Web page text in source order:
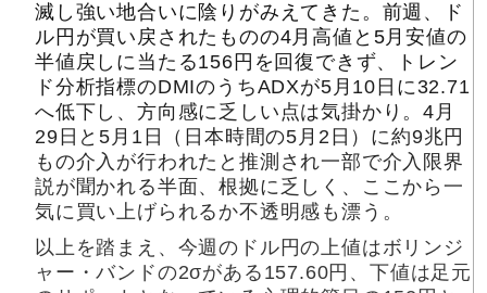
滅し強い地合いに陰りがみえてきた。前週、ド
ル円が買い戻されたものの4月高値と5月安値の
半値戻しに当たる156円を回復できず、トレン
ド分析指標のDMIのうちADXが5月10日に32.71
へ低下し、方向感に乏しい点は気掛かり。4月
29日と5月1日（日本時間の5月2日）に約9兆円
もの介入が行われたと推測され一部で介入限界
説が聞かれる半面、根拠に乏しく、ここから一
気に買い上げられるか不透明感も漂う。
以上を踏まえ、今週のドル円の上値はボリンジ
ャー・バンドの2σがある157.60円、下値は足元